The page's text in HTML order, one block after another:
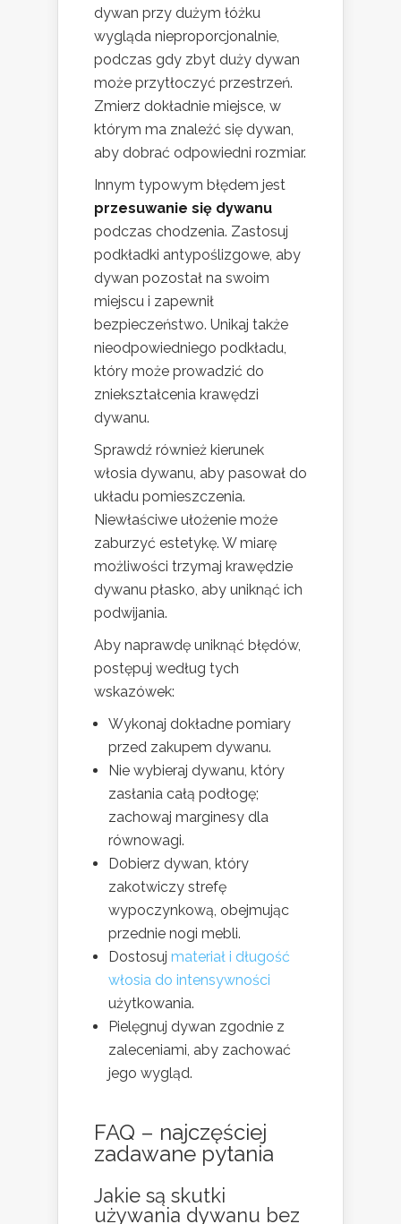
dywan przy dużym łóżku
wygląda nieproporcjonalnie,
podczas gdy zbyt duży dywan
może przytłoczyć przestrzeń.
Zmierz dokładnie miejsce, w
którym ma znaleźć się dywan,
aby dobrać odpowiedni rozmiar.
Innym typowym błędem jest
przesuwanie się dywanu
podczas chodzenia. Zastosuj
podkładki antypoślizgowe, aby
dywan pozostał na swoim
miejscu i zapewnił
bezpieczeństwo. Unikaj także
nieodpowiedniego podkładu,
który może prowadzić do
zniekształcenia krawędzi
dywanu.
Sprawdź również kierunek
włosia dywanu, aby pasował do
układu pomieszczenia.
Niewłaściwe ułożenie może
zaburzyć estetykę. W miarę
możliwości trzymaj krawędzie
dywanu płasko, aby uniknąć ich
podwijania.
Aby naprawdę uniknąć błędów,
postępuj według tych
wskazówek:
Wykonaj dokładne pomiary
przed zakupem dywanu.
Nie wybieraj dywanu, który
zasłania całą podłogę;
zachowaj marginesy dla
równowagi.
Dobierz dywan, który
zakotwiczy strefę
wypoczynkową, obejmując
przednie nogi mebli.
Dostosuj materiał i długość
włosia do intensywności
użytkowania.
Pielęgnuj dywan zgodnie z
zaleceniami, aby zachować
jego wygląd.
FAQ – najczęściej
zadawane pytania
Jakie są skutki
używania dywanu bez